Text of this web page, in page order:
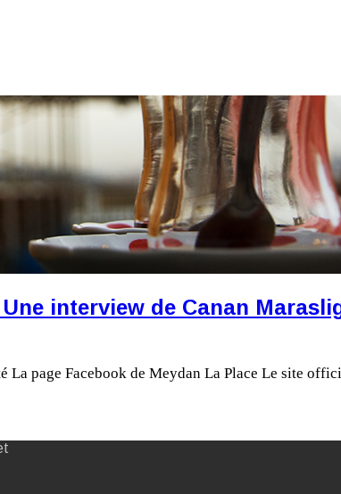
interview de Canan
page Facebook de Meydan La Place Le site